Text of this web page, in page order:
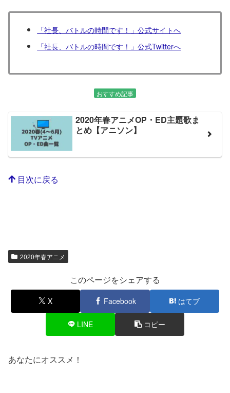
「社長、バトルの時間です！」公式サイトへ
「社長、バトルの時間です！」公式Twitterへ
おすすめ記事
2020年春アニメOP・ED主題歌ま
とめ【アニソン】
目次に戻る
2020年春アニメ
このページをシェアする
X Facebook はてブ
LINE コピー
あなたにオススメ！